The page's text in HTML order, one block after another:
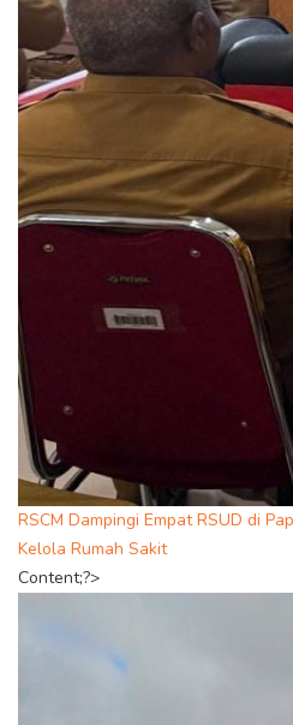
RSCM Dampingi Empat RSUD di
Kelola Rumah Sakit
Content;?>